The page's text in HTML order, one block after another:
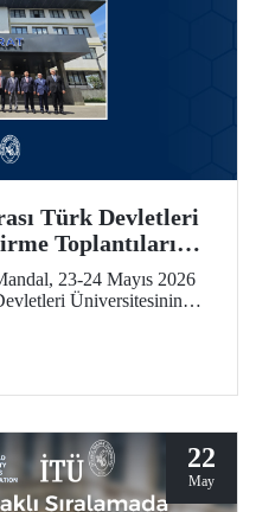
Türk Devletleri
Toplantıları
23-24 Mayıs 2026
Üniversitesinin
22
May